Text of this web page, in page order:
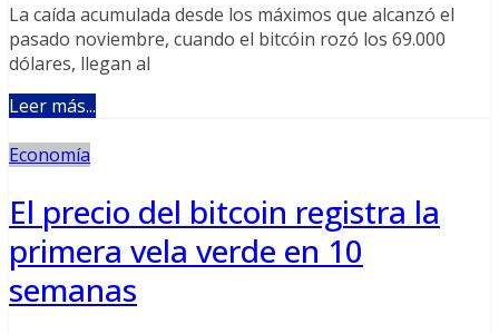
La caída acumulada desde los máximos que alcanzó el
pasado noviembre, cuando el bitcóin rozó los 69.000
dólares, llegan al
Leer más...
Economía
El precio del bitcoin registra la
primera vela verde en 10
semanas